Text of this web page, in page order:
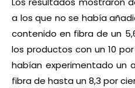
a los que no se había
contenido en fibra de un
los productos con un 10
habían experimentado un
fibra de hasta un 8,3 por